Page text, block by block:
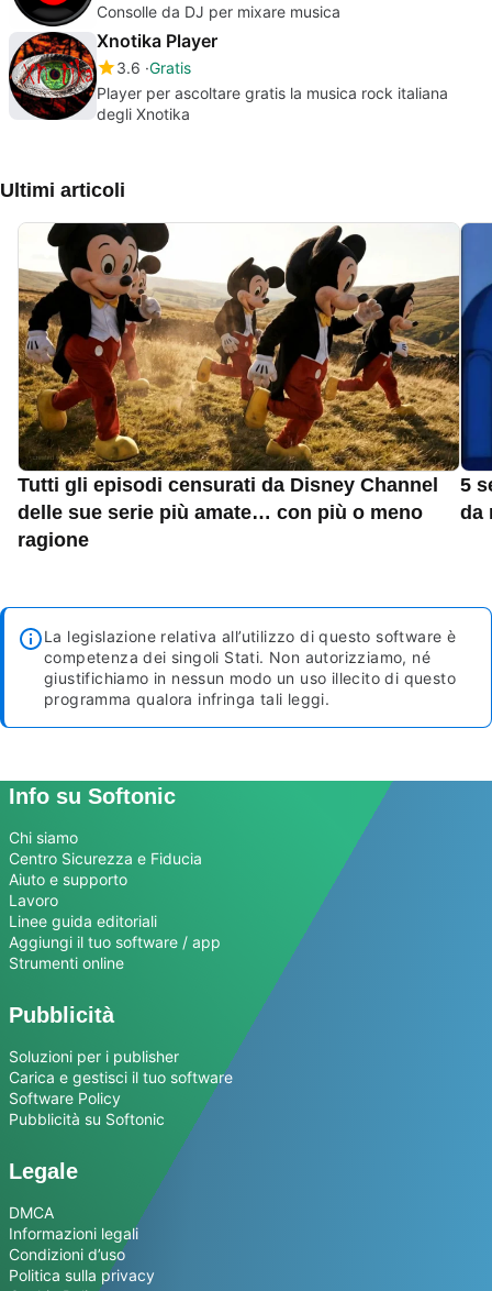
Consolle da DJ per mixare musica
Xnotika Player
3.6 Gratis
Player per ascoltare gratis la musica rock italiana
degli Xnotika
Ultimi articoli
Tutti gli episodi censurati da Disney Channel
delle sue serie più amate… con più o meno
ragione
5
da
La legislazione relativa all’utilizzo di questo software è
competenza dei singoli Stati. Non autorizziamo, né
giustifichiamo in nessun modo un uso illecito di questo
programma qualora infringa tali leggi.
Info su Softonic
Chi siamo
Centro Sicurezza e Fiducia
Aiuto e supporto
Lavoro
Linee guida editoriali
Aggiungi il tuo software / app
Strumenti online
Pubblicità
Soluzioni per i publisher
Carica e gestisci il tuo software
Software Policy
Pubblicità su Softonic
Legale
DMCA
Informazioni legali
Condizioni d’uso
Politica sulla privacy